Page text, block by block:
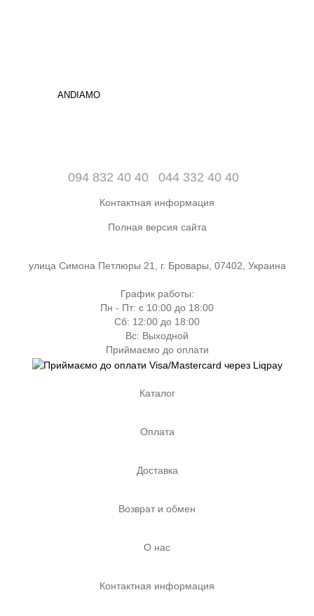
ANDIAMO
094 832 40 40 044 332 40 40
Контактная информация
Полная версия сайта
улица Симона Петлюры 21, г. Бровары, 07402, Украина
График работы:
Пн - Пт: с 10:00 до 18:00
Сб: 12:00 до 18:00
Вс: Выходной
Приймаємо до оплати
Каталог
Оплата
Доставка
Возврат и обмен
О нас
Контактная информация